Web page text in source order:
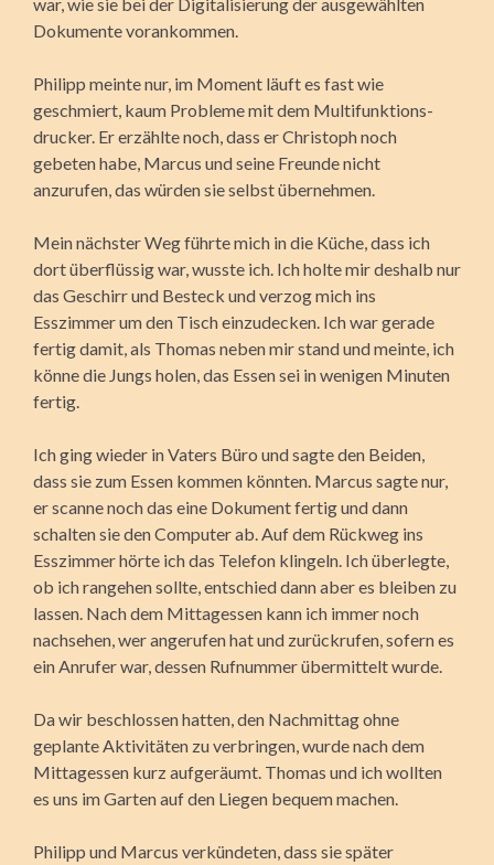
Dokumente vorankommen.
Philipp meinte nur, im Moment läuft es fast wie
geschmiert, kaum Probleme mit dem Multifunktions­
drucker. Er erzählte noch, dass er Christoph noch
gebeten habe, Marcus und seine Freunde nicht
anzurufen, das würden sie selbst übernehmen.
Mein nächster Weg führte mich in die Küche, dass ich
dort über­flüssig war, wusste ich. Ich holte mir deshalb nur
das Geschirr und Besteck und verzog mich ins
Esszimmer um den Tisch einzu­decken. Ich war gerade
fertig damit, als Thomas neben mir stand und meinte, ich
könne die Jungs holen, das Essen sei in wenigen Minuten
fertig.
Ich ging wieder in Vaters Büro und sagte den Beiden,
dass sie zum Essen kommen könnten. Marcus sagte nur,
er scanne noch das eine Dokument fertig und dann
schalten sie den Computer ab. Auf dem Rückweg ins
Esszimmer hörte ich das Telefon klingeln. Ich überlegte,
ob ich rangehen sollte, entschied dann aber es bleiben zu
lassen. Nach dem Mittagessen kann ich immer noch
nachsehen, wer angerufen hat und zurückrufen, sofern es
ein Anrufer war, dessen Rufnummer übermittelt wurde.
Da wir beschlossen hatten, den Nachmittag ohne
geplante Akti­vitäten zu verbringen, wurde nach dem
Mittagessen kurz aufge­räumt. Thomas und ich wollten
es uns im Garten auf den Liegen bequem machen.
Philipp und Marcus verkündeten, dass sie später